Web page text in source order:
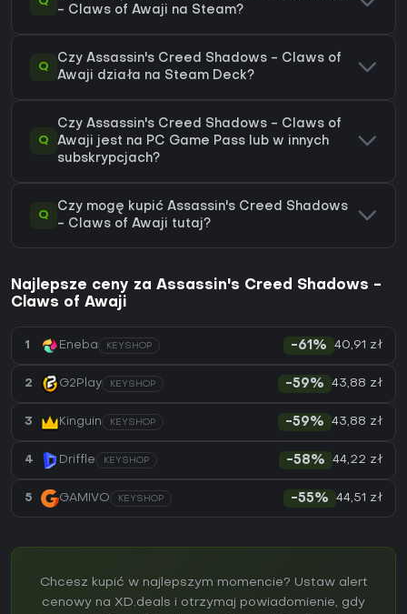
- Claws of Awaji na Steam?
Q
Czy Assassin's Creed Shadows - Claws of
Awaji działa na Steam Deck?
Q
Czy Assassin's Creed Shadows - Claws of
Awaji jest na PC Game Pass lub w innych
subskrypcjach?
Q
Czy mogę kupić Assassin's Creed Shadows
- Claws of Awaji tutaj?
Najlepsze ceny za Assassin's Creed Shadows -
Claws of Awaji
1 Eneba KEYSHOP -61% 40,91 zł
2 G2Play KEYSHOP -59% 43,88 zł
3 Kinguin KEYSHOP -59% 43,88 zł
4 Driffle KEYSHOP -58% 44,22 zł
5 GAMIVO KEYSHOP -55% 44,51 zł
Chcesz kupić w najlepszym momencie? Ustaw alert
cenowy na XD.deals i otrzymaj powiadomienie, gdy